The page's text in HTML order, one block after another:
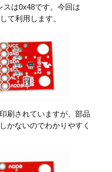
スは0x48です。今回は
て利用します。
刷されていますが、部品
かないのでわかりやすく